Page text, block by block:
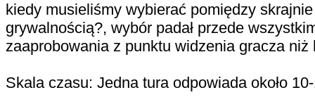
kiedy musieliśmy wybierać pomiędzy
grywalnością?, wybór padał przede
zaaprobowania z punktu widzenia gracza niż
Skala czasu: Jedna tura odpowiada około